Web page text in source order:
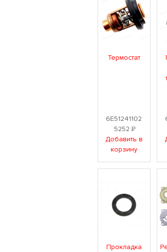
Термостат
6E51241102
5252 Р
Добавить в
корзину
Прокладка